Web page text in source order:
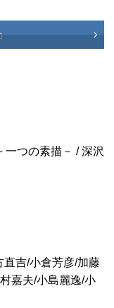
一つの素描－ / 深沢
吉/小倉芳彦/加藤
嘉夫/小島麗逸/小